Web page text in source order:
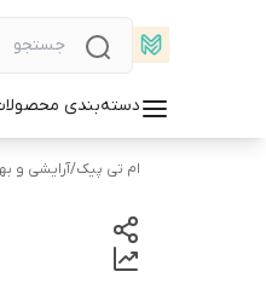
دسته‌بندی
ام تی پیک/آرایشی و